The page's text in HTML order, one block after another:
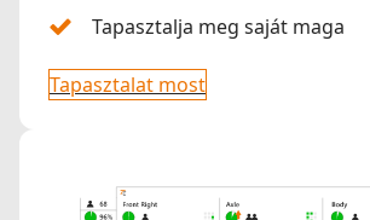
Tapasztalja meg saját maga
Tapasztalat most